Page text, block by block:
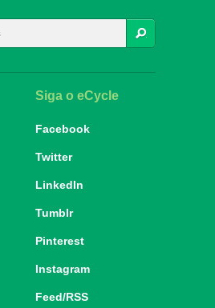
Siga o eCycle
Facebook
Twitter
LinkedIn
Tumblr
Pinterest
Instagram
Feed/RSS